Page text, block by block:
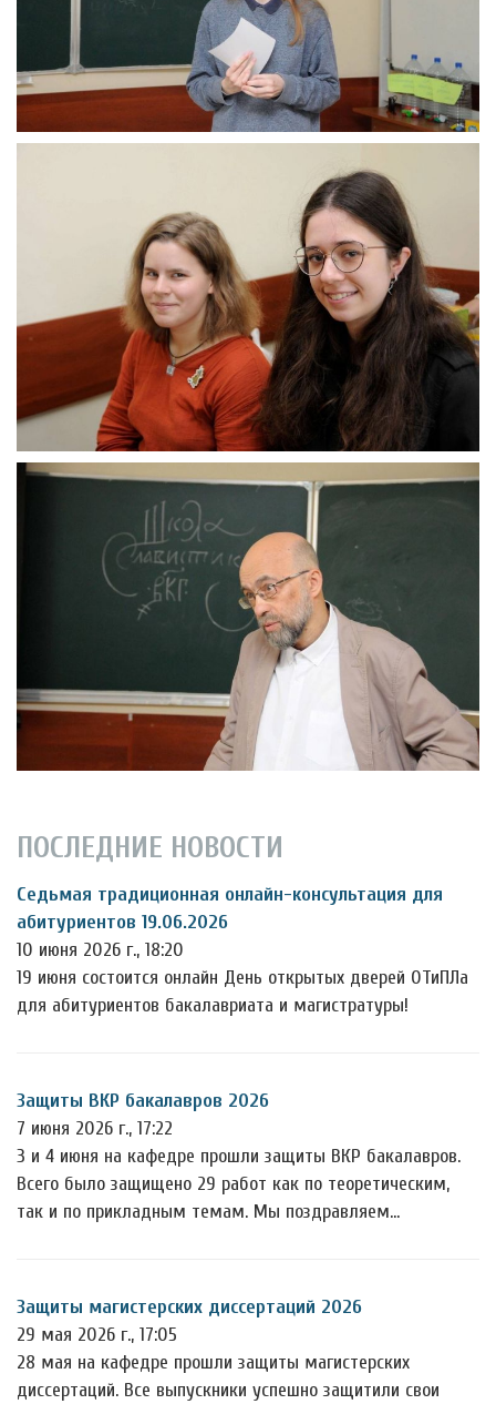
ПОСЛЕДНИЕ НОВОСТИ
Седьмая традиционная онлайн-консультация для
абитуриентов 19.06.2026
10 июня 2026 г., 18:20
19 июня состоится онлайн День открытых дверей ОТиПЛа
для абитуриентов бакалавриата и магистратуры!
Защиты ВКР бакалавров 2026
7 июня 2026 г., 17:22
3 и 4 июня на кафедре прошли защиты ВКР бакалавров.
Всего было защищено 29 работ как по теоретическим,
так и по прикладным темам. Мы поздравляем…
Защиты магистерских диссертаций 2026
29 мая 2026 г., 17:05
28 мая на кафедре прошли защиты магистерских
диссертаций. Все выпускники успешно защитили свои